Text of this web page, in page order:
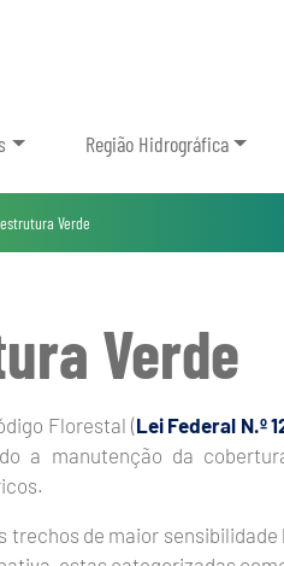
Região Hidrográfica
Verde
Verde
Florestal (Lei Federal N.º
a manutenção da
trechos de maior